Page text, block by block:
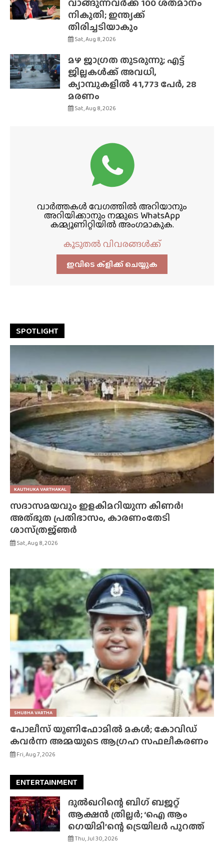
വാങ്ങുന്നവർക്ക് 100 ശതമാനം
നികുതി; ഇന്ത്യക്ക്
തിരിച്ചടിയാകും
Sat, Aug 8, 2026
മഴ ജാഗ്രത തുടരുന്നു; എട്ട്
ജില്ലകൾക്ക് അവധി,
ക്യാമ്പുകളിൽ 41,773 പേർ, 28
മരണം
Sat, Aug 8, 2026
വാർത്തകൾ വേഗത്തിൽ അറിയാനും
അറിയിക്കാനും നമ്മുടെ WhatsApp
കമ്മ്യൂണിറ്റിയിൽ അംഗമാകുക.
കൂടുതൽ വിവരങ്ങൾക്ക്
ഇവിടെ ക്ളിക്ക്‌ ചെയ്യുക
SPOTLIGHT
KAUTHUKA VARTHAKAL
സദാസമയവും ഇളകിമറിയുന്ന കിണർ!
അത്‌ഭുത പ്രതിഭാസം, കാരണംതേടി
ശാസ്‌ത്രജ്‌ഞർ
Sat, Aug 8, 2026
SHUBHA VARTHA
പോലീസ് യൂണിഫോമിൽ മകൾ; കോവിഡ്
കവർന്ന അമ്മയുടെ ആഗ്രഹ സഫലീകരണം
Fri, Aug 7, 2026
ENTERTAINMENT
ദുൽഖറിന്റെ ബിഗ് ബജറ്റ്
ആക്ഷൻ ത്രില്ലർ; ‘ഐ ആം
ഗെയിമി’ന്റെ ട്രെയിലർ പുറത്ത്
Thu, Jul 30, 2026